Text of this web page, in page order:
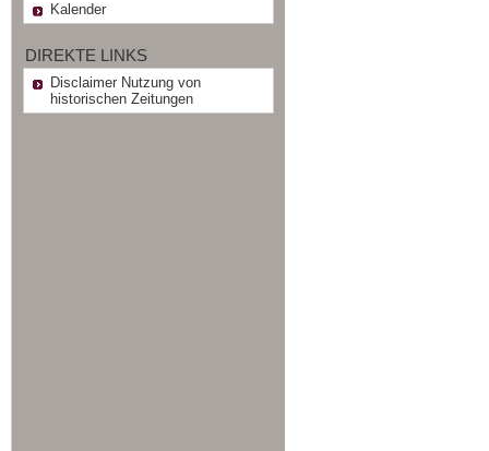
Kalender
DIREKTE LINKS
Disclaimer Nutzung von
historischen Zeitungen